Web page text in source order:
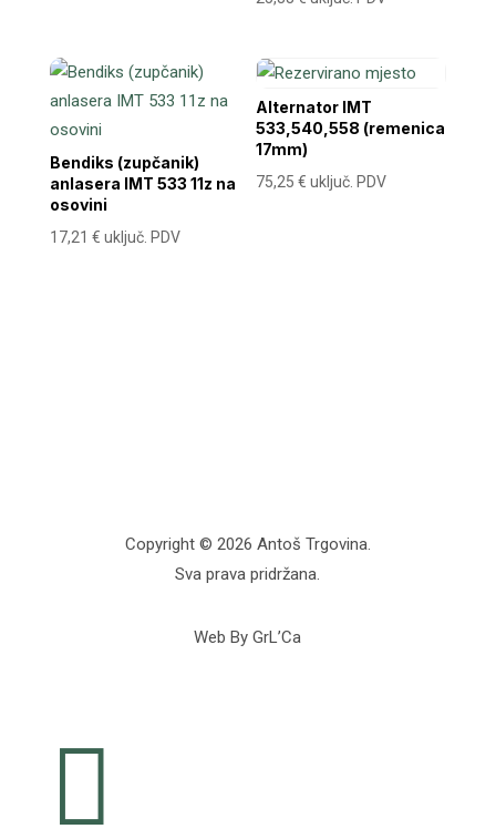
Bendiks (zupčanik)
anlasera IMT 533 11z na
osovini
17,21 € uključ. PDV
Alternator IMT
533,540,558 (remenica
17mm)
75,25€ uključ. PDV
Copyright © 2026 Antoš Trgovina.
Sva prava pridržana.
Web By GrL’Ca
